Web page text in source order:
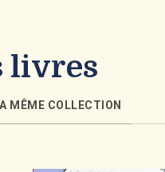
livres
MÊME COLLECTION